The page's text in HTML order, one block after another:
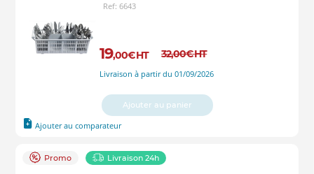
Ref: 6643
19,00€HT 32,00€HT
Livraison à partir du 01/09/2026
Ajouter au comparateur
Ajouter au panier
Promo Livraison 24h